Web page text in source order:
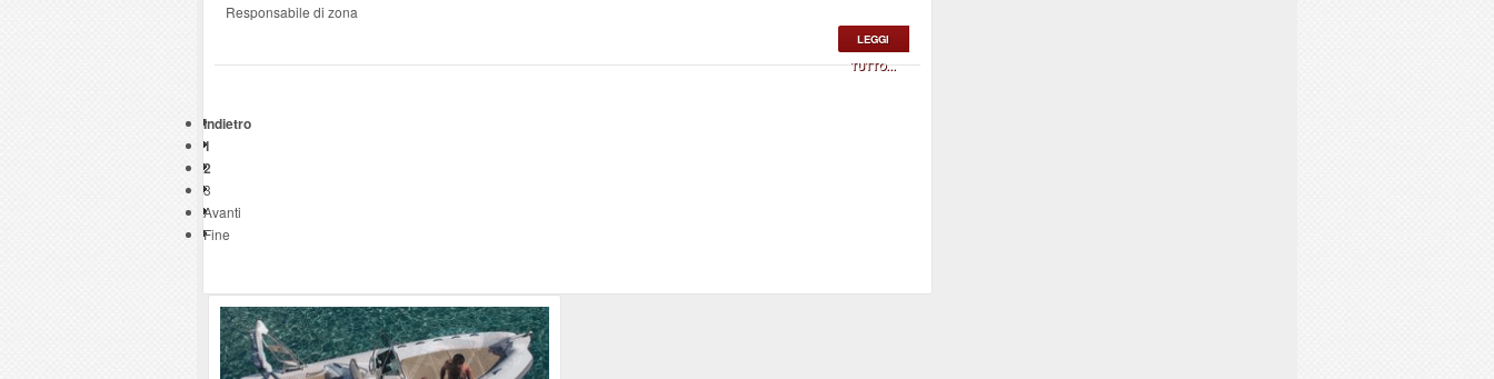
Responsabile di zona
LEGGI
TUTTO...
Indietro
1
2
3
Avanti
Fine